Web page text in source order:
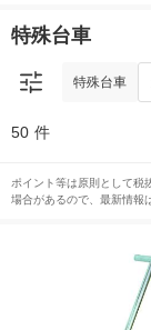
特殊台車
特殊台車
50 件
ポイント等は原則として税
場合があるので、最新情報